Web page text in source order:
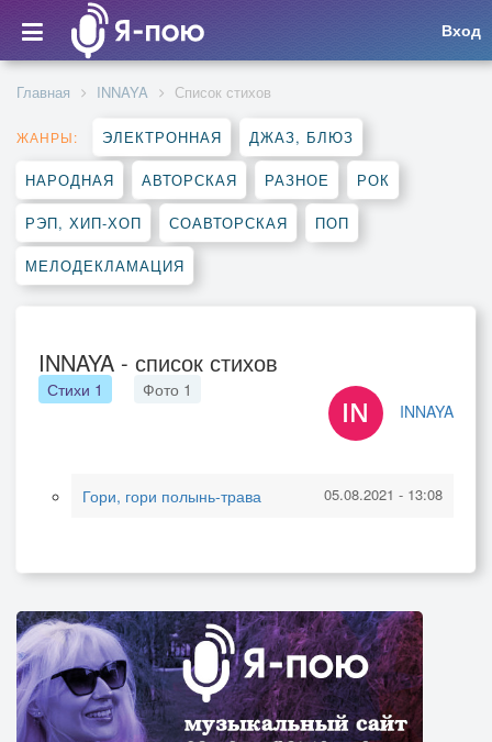
Вход
Главная INNAYA Список стихов
ЖАНРЫ: ЭЛЕКТРОННАЯ ДЖАЗ, БЛЮЗ
НАРОДНАЯ АВТОРСКАЯ РАЗНОЕ РОК
РЭП, ХИП-ХОП СОАВТОРСКАЯ ПОП
МЕЛОДЕКЛАМАЦИЯ
INNAYA - список стихов
INNAYA
Стихи 1 Фото 1
Гори, гори полынь-трава 05.08.2021 - 13:08